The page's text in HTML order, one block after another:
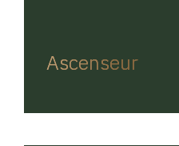
Ascenseur